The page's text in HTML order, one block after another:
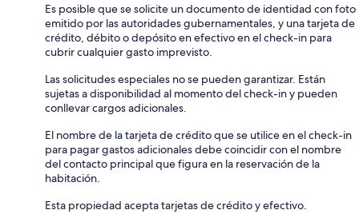
Es posible que se solicite un documento de identidad con foto
emitido por las autoridades gubernamentales, y una tarjeta de
crédito, débito o depósito en efectivo en el check-in para
cubrir cualquier gasto imprevisto.
Las solicitudes especiales no se pueden garantizar. Están
sujetas a disponibilidad al momento del check-in y pueden
conllevar cargos adicionales.
El nombre de la tarjeta de crédito que se utilice en el check-in
para pagar gastos adicionales debe coincidir con el nombre
del contacto principal que figura en la reservación de la
habitación.
Esta propiedad acepta tarjetas de crédito y efectivo.